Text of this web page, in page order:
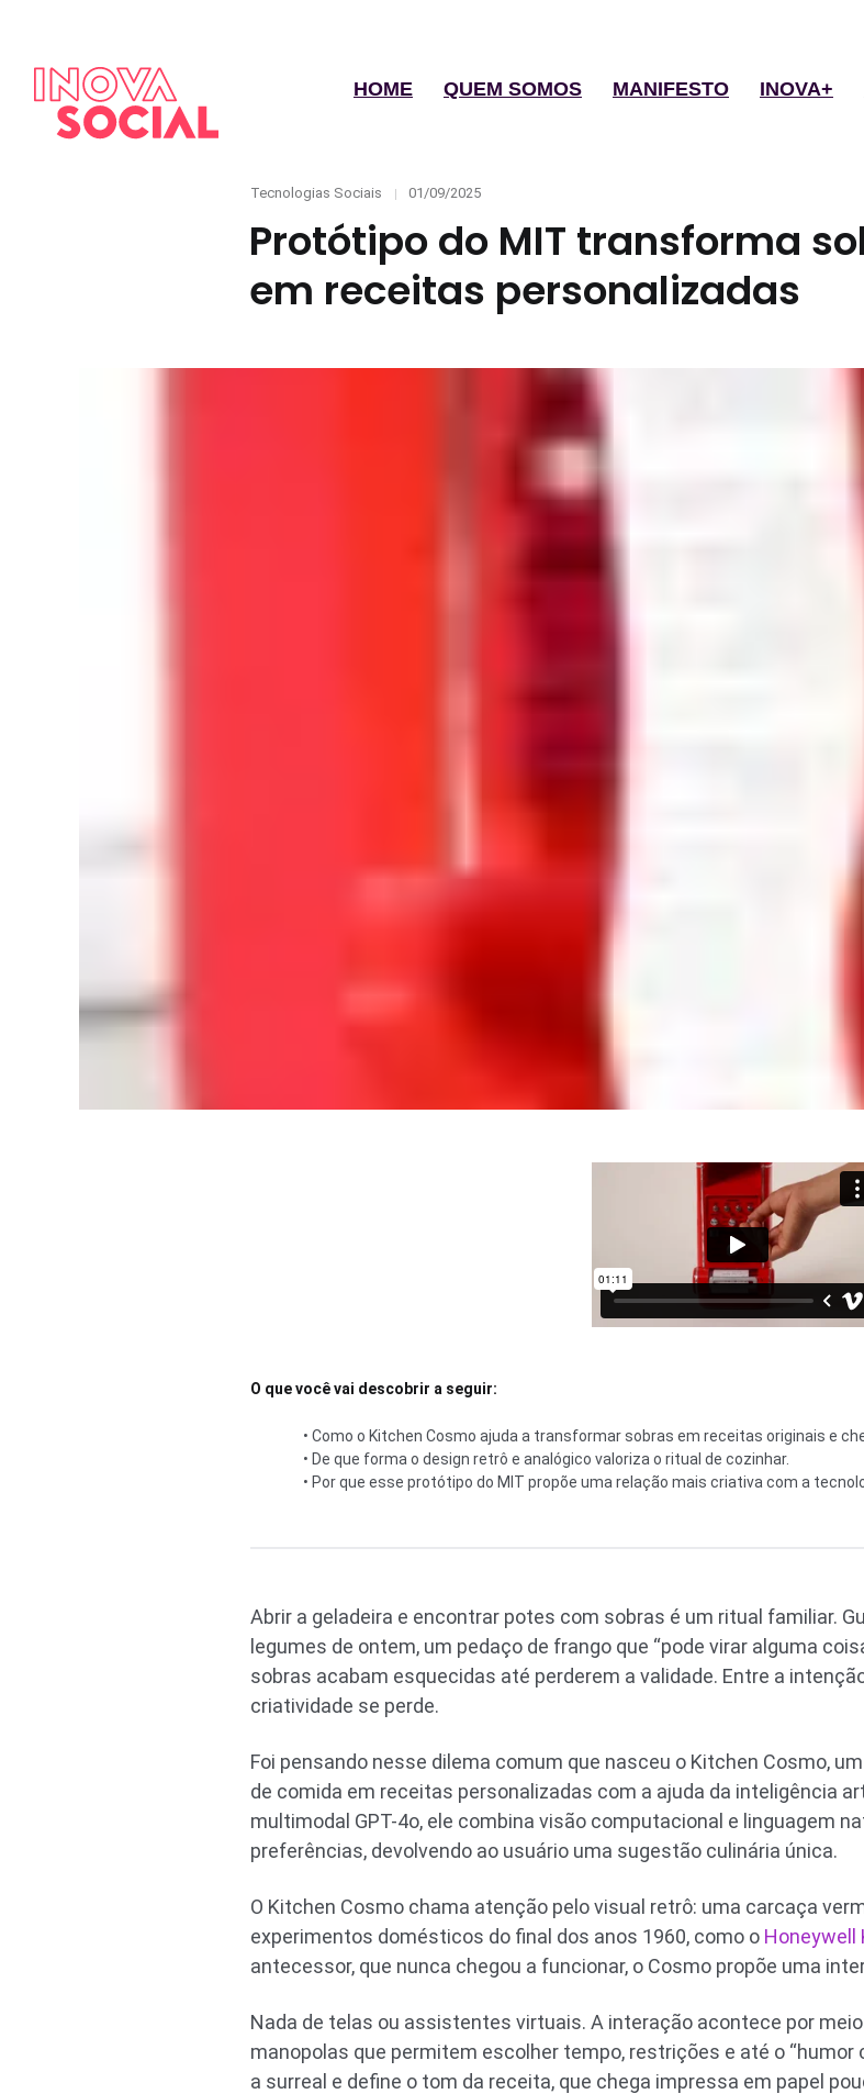
HOME QUEM SOMOS MANIFESTO INOVA+
Categories
Tecnologias Sociais
Posted
01/09/2025
Protótipo do MIT transforma
em receitas personalizadas
O que você vai descobrir a seguir:
• Como o Kitchen Cosmo ajuda a transformar sobras em receitas originais e
• De que forma o design retrô e analógico valoriza o ritual de cozinhar.
• Por que esse protótipo do MIT propõe uma relação mais criativa com a
Abrir a geladeira e encontrar potes com sobras é um ritual familiar.
legumes de ontem, um pedaço de frango que “pode virar alguma
sobras acabam esquecidas até perderem a validade. Entre a
criatividade se perde.
Foi pensando nesse dilema comum que nasceu o Kitchen Cosmo,
de comida em receitas personalizadas com a ajuda da inteligência
multimodal GPT-4o, ele combina visão computacional e linguagem
preferências, devolvendo ao usuário uma sugestão culinária única.
O Kitchen Cosmo chama atenção pelo visual retrô: uma carcaça
experimentos domésticos do final dos anos 1960, como o Honeywell
antecessor, que nunca chegou a funcionar, o Cosmo propõe uma
Nada de telas ou assistentes virtuais. A interação acontece por
manopolas que permitem escolher tempo, restrições e até o “humor
a surreal e define o tom da receita, que chega impressa em papel